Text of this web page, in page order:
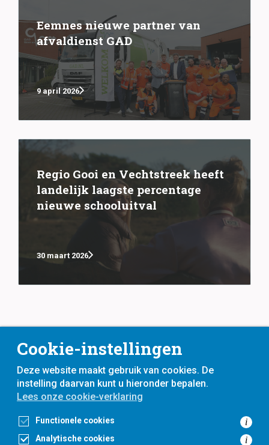
Eemnes nieuwe partner van
afvaldienst GAD
9 april 2026
Regio Gooi en Vechtstreek heeft
landelijk laagste percentage
nieuwe schooluitval
30 maart 2026
voor inwoners,metgemeenten
Toegankelijkheidsverklaring
Cookie-instellingen
Deze website maakt gebruik van cookies. De
instelling daarvan kunt u hieronder bepalen.
Lees onze cookie-verklaring
Functionele cookies i
Analytische cookies i